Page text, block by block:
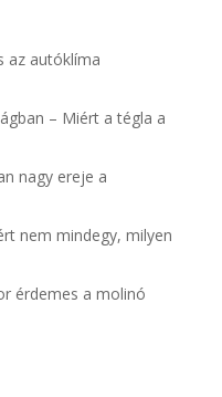
az autóklíma
– Miért a tégla a
nagy ereje a
nem mindegy, milyen
érdemes a molinó